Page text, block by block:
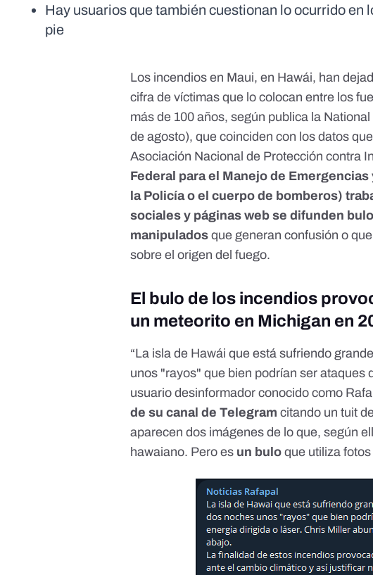
Hay usuarios que también cuestionan lo ocurrido
pie
Los incendios en Maui, en Hawái, han
cifra de víctimas que lo colocan entre los
más de 100 años, según publica la
de agosto), que coinciden con los datos
Asociación Nacional de Protección contra
Federal para el Manejo de Emergencias
la Policíao elcuerpo de bomberos)
sociales y páginas web se difunden
manipulados que generan confusión o
sobre el origen del fuego.
El bulo de los incendios
un meteorito en Michigan en
“La isla de Hawái que está sufriendo
unos "rayos" que bien podrían ser ataques
usuario desinformador conocido como
de su canal de Telegramcitando untuit
aparecen dos imágenes de lo que, según
hawaiano. Pero es un bulo que utiliza